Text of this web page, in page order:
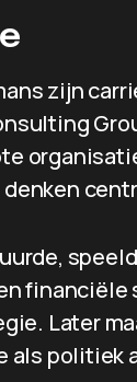
zijn
Later
als